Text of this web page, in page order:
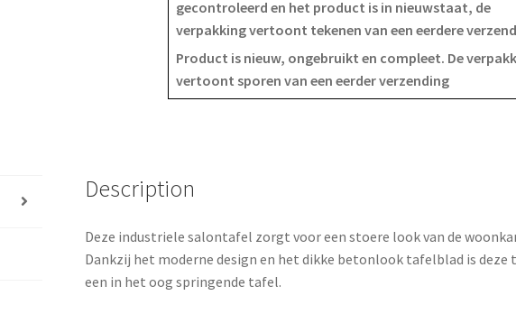
c
e
n
t
t
a
r
gecontroleerd en het product is in nieuwstaat, de
verpakking vertoont tekenen van een eerdere
Product is nieuw, ongebruikt en compleet. De
vertoont sporen van een eerder verzending
Description
Deze industriele salontafel zorgt voor een stoere look van de
Dankzij het moderne design en het dikke betonlook tafelblad is deze
een in het oog springende tafel.